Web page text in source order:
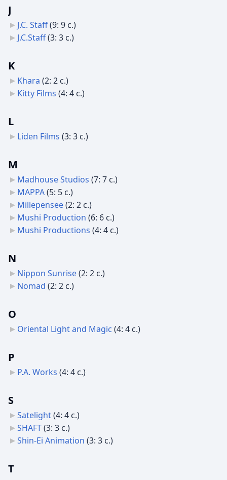
J
J.C. Staff‎(9: 9 с.)
J.C.Staff‎(3: 3 с.)
K
Khara (2: 2 с.)
Kitty Films (4: 4 с.)
L
Liden Films (3: 3 с.)
M
Madhouse Studios (7: 7 с.)
MAPPA(5: 5 с.)
Millepensee(2: 2 с.)
Mushi Production (6: 6 с.)
Mushi Productions (4: 4 с.)
N
Nippon Sunrise(2: 2 с.)
Nomad (2: 2 с.)
O
Oriental Light and Magic (4: 4 с.)
P
P.A. Works (4: 4 с.)
S
Satelight(4: 4 с.)
SHAFT(3: 3 с.)
Shin-Ei Animation (3: 3 с.)
T